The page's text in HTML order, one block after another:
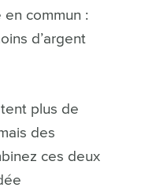
commun :
d’argent
plus de
des
ces deux